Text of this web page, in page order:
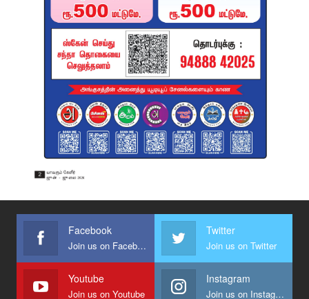
Facebook
Join us on Facebook
Twitter
Join us on Twitter
Youtube
Join us on Youtube
Instagram
Join us on Instagram